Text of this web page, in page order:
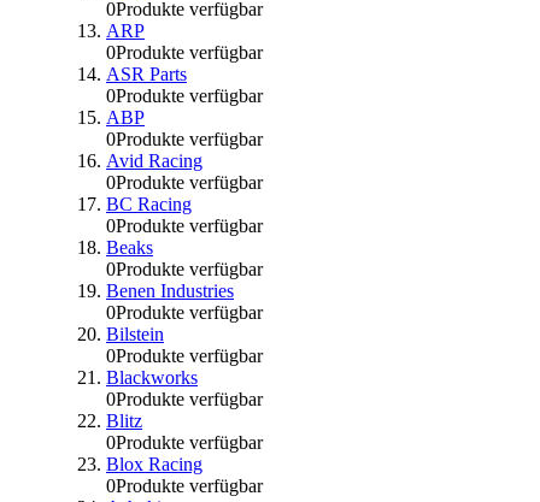
0Produkte verfügbar
ARP
0Produkte verfügbar
ASR Parts
0Produkte verfügbar
ABP
0Produkte verfügbar
Avid Racing
0Produkte verfügbar
BC Racing
0Produkte verfügbar
Beaks
0Produkte verfügbar
Benen Industries
0Produkte verfügbar
Bilstein
0Produkte verfügbar
Blackworks
0Produkte verfügbar
Blitz
0Produkte verfügbar
Blox Racing
0Produkte verfügbar